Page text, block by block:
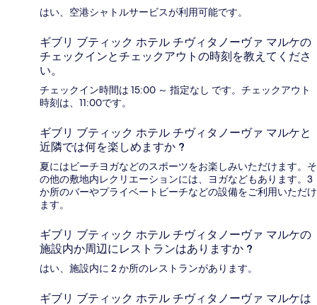
はい、空港シャトルサービスが利用可能です。
ギブリ ブティック ホテル チヴィタノーヴァ マルケの
チェックインとチェックアウトの時刻を教えてくださ
い。
チェックイン時間は 15:00 ～ 指定なし です。チェックアウト
時刻は、11:00です。
ギブリ ブティック ホテル チヴィタノーヴァ マルケと
近隣では何を楽しめますか ?
夏にはビーチヨガなどのスポーツをお楽しみいただけます。そ
の他の敷地内レクリエーションには、ヨガなどもあります。3
か所のバーやプライベートビーチなどの設備をご利用いただけ
ます。
ギブリ ブティック ホテル チヴィタノーヴァ マルケの
施設内か周辺にレストランはありますか ?
はい、施設内に 2 か所のレストランがあります。
ギブリ ブティック ホテル チヴィタノーヴァ マルケは